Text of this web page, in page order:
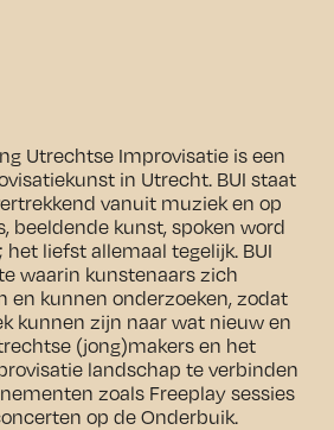
Utrechtse Improvisatie is een
in Utrecht. BUI staat
vanuit muziek en op
beeldende kunst, spoken word
liefst allemaal tegelijk. BUI
waarin kunstenaars zich
en kunnen onderzoeken, zodat
kunnen zijn naar wat nieuw en
(jong)makers en het
landschap te verbinden
zoals Freeplay sessies
op de Onderbuik.